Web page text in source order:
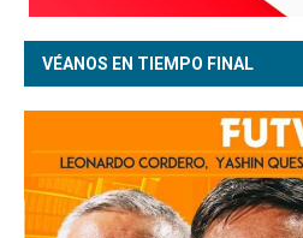
VÉANOS EN TIEMPO FINAL